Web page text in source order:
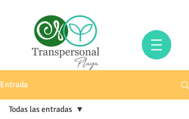
Entrada
Todas las entradas